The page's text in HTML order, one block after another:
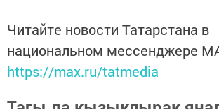
Читайте новости Татарстана в
национальном мессенджере
https://max.ru/tatmedia